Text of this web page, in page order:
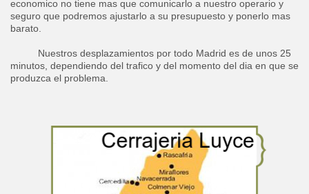
economico no tiene mas que comunicarlo a nuestro operario y
seguro que podremos ajustarlo a su presupuesto y ponerlo mas
barato.
Nuestros desplazamientos por todo Madrid es de unos 25
minutos, dependiendo del trafico y del momento del dia en que se
produzca el problema.